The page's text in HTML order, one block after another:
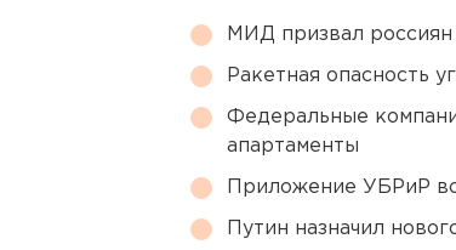
МИД призвал россиян
Ракетная опасность
Федеральные
апартаменты
Приложение УБРиР
Путин назначил